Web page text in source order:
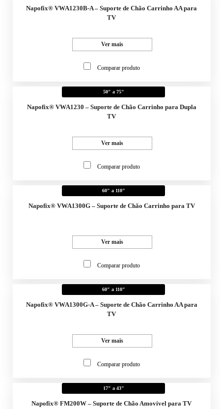
Napofix® VWA1230B-A – Suporte de Chão Carrinho AA para
TV
Ver mais
Comparar produto
50" a 75"
Napofix® VWA1230 – Suporte de Chão Carrinho para Dupla
TV
Ver mais
Comparar produto
60" a 110"
Napofix® VWA1300G – Suporte de Chão Carrinho para TV
Ver mais
Comparar produto
60" a 110"
Napofix® VWA1300G-A – Suporte de Chão Carrinho AA para
TV
Ver mais
Comparar produto
17" a 43"
Napofix® FM200W – Suporte de Chão Amovível para TV